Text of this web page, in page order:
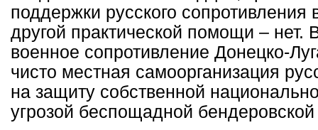
поддержки русского
другой практической помощи – нет.
военное сопротивление Донецко-
чисто местная самоорганизация
на защиту собственной
угрозой беспощадной